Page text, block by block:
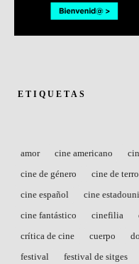
ETIQUETAS
amor cine americano
cine de género
cine de
cine español
cine
cine fantástico
cinefilia
crítica de cine
cuerpo
festival
festival de sitges